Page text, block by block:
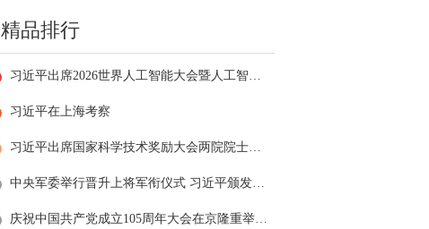
精品排行
习近平出席2026世界人工智能大会暨人工智能全球治理高级别会议开幕式并发表主旨讲话
习近平在上海考察
习近平出席国家科学技术奖励大会两院院士大会中国科协第十一次全国代表大会并发表重要讲话
中央军委举行晋升上将军衔仪式 习近平颁发命令状并向晋衔的军官表示祝贺
庆祝中国共产党成立105周年大会在京隆重举行 习近平发表重要讲话